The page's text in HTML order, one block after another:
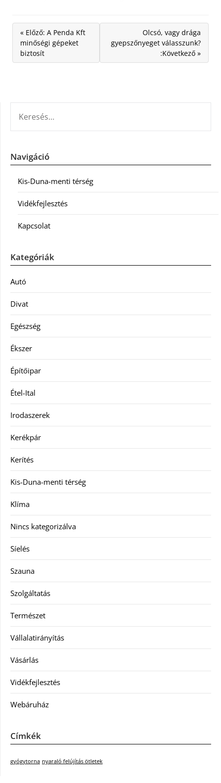
« Előző: A Penda Kft
minőségi gépeket
biztosít
Olcsó, vagy drága
gyepszőnyeget válasszunk?
:Következő »
Navigáció
Kis-Duna-menti térség
Vidékfejlesztés
Kapcsolat
Kategóriák
Autó
Divat
Egészség
Ékszer
Építőipar
Étel-Ital
Irodaszerek
Kerékpár
Kerítés
Kis-Duna-menti térség
Klíma
Nincs kategorizálva
Síelés
Szauna
Szolgáltatás
Természet
Vállalatirányítás
Vásárlás
Vidékfejlesztés
Webáruház
Címkék
gyógytorna nyaraló felújítás ötletek